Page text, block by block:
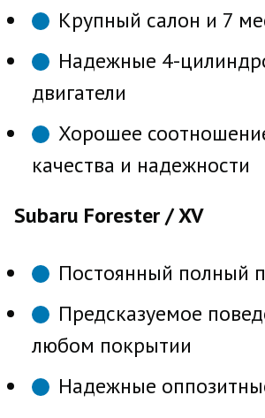
Крупный салон и 7
Надежные 4-
двигатели
Хорошее
качества и надежности
Subaru Forester / XV
Постоянный полный
Предсказуемое
любом покрытии
Надежные